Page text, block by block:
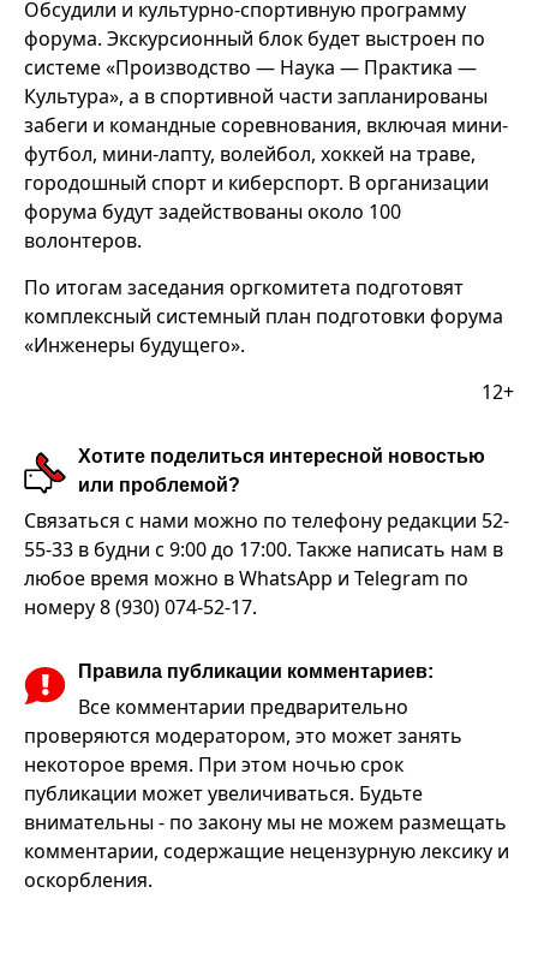
Обсудили и культурно-спортивную программу
форума. Экскурсионный блок будет выстроен по
системе «Производство — Наука — Практика —
Культура», а в спортивной части запланированы
забеги и командные соревнования, включая мини-
футбол, мини-лапту, волейбол, хоккей на траве,
городошный спорт и киберспорт. В организации
форума будут задействованы около 100
волонтеров.
По итогам заседания оргкомитета подготовят
комплексный системный план подготовки форума
«Инженеры будущего».
12+
Хотите поделиться интересной новостью
или проблемой?
Связаться с нами можно по телефону редакции 52-
55-33 в будни с 9:00 до 17:00. Также написать нам в
любое время можно в WhatsApp и Telegram по
номеру 8 (930) 074-52-17.
Правила публикации комментариев:
Все комментарии предварительно
проверяются модератором, это может занять
некоторое время. При этом ночью срок
публикации может увеличиваться. Будьте
внимательны - по закону мы не можем размещать
комментарии, содержащие нецензурную лексику и
оскорбления.